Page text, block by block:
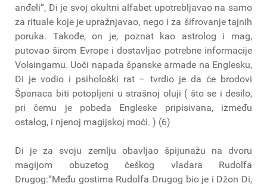
anđeli“, Di je svoj okultni alfabet upotrebljavao na samo
za rituale koje je upražnjavao, nego i za šifrovanje tajnih
poruka. Takođe, on je, poznat kao astrolog i mag,
putovao širom Evrope i dostavljao potrebne informacije
Volsingamu. Uoči napada španske armade na Englesku,
Di je vodio i psihološki rat – tvrdio je da će brodovi
Španaca biti potopljeni u strašnoj oluji ( što se i desilo,
pri čemu je pobeda Engleske pripisivana, između
ostalog, i njenoj magijskoj moći. ) (6)
Di je za svoju zemlju obavljao špijunažu na dvoru
magijom obuzetog češkog vladara Rudolfa
Drugog:“Među gostima Rudolfa Drugog bio je i Džon Di,